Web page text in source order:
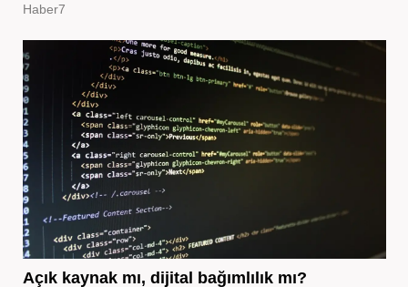
Haber7
Açık kaynak mı, dijital bağımlılık mı?